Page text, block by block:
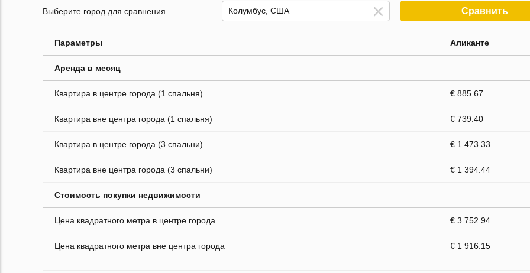
Выберите город для сравнения Сравнить
Параметры Аликанте
Аренда в месяц
Квартира в центре города (1 спальня) € 885.67
Квартира вне центра города (1 спальня) € 739.40
Квартира в центре города (3 спальни) € 1 473.33
Квартира вне центра города (3 спальни) € 1 394.44
Стоимость покупки недвижимости
Цена квадратного метра в центре города € 3 752.94
Цена квадратного метра вне центра города € 1 916.15